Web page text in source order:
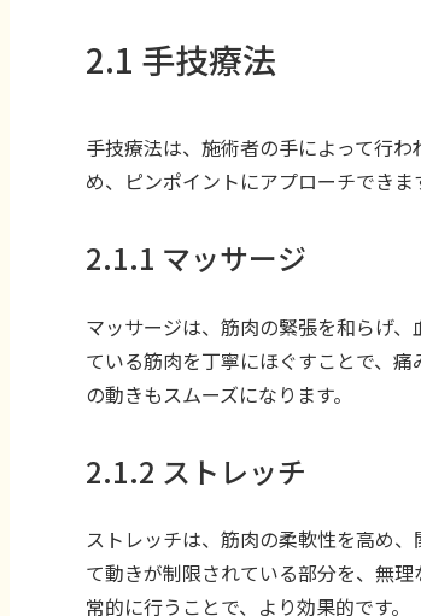
2.1 手技療法
手技療法は、施術者の手によって行
め、ピンポイントにアプローチできま
2.1.1 マッサージ
マッサージは、筋肉の緊張を和らげ、
ている筋肉を丁寧にほぐすことで、
の動きもスムーズになります。
2.1.2 ストレッチ
ストレッチは、筋肉の柔軟性を高め、
て動きが制限されている部分を、無
常的に行うことで、より効果的です。